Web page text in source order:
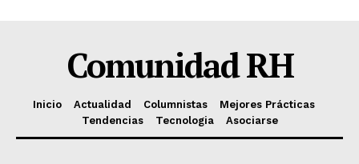
Comunidad RH
Inicio Actualidad Columnistas
Mejores Prácticas
Tendencias
Tecnologia Asociarse